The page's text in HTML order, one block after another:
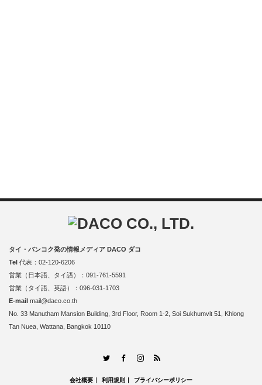
タイ・バンコク発の情報メディア DACO ダコ
Tel 代表：02-120-6206
営業（日本語、タイ語）：091-761-5591
営業（タイ語、英語）：096-031-1703
E-mail mail@daco.co.th
No. 33 Manutham Mansion Building, 3rd Floor, Room 1-2, Soi Sukhumvit 51, Khlong
Tan Nuea, Wattana, Bangkok 10110
TwitterFacebookInstagram
RSS
会社概要 利用規則 プライバシーポリシー